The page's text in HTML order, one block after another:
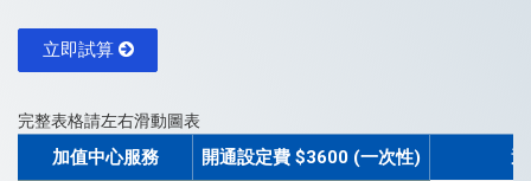
立即試算
完整表格請左右滑動圖表
加值中心服務 開通設定費 $3600 (一次性)